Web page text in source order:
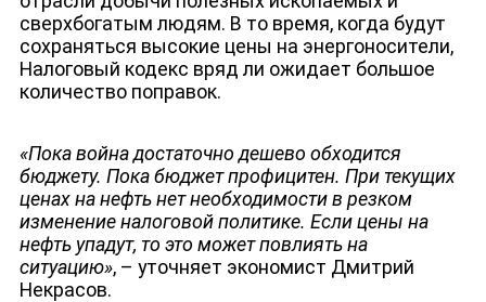
ЛИЦА КАНАЛА
сверхбогатым людям. В то время, когда будут
сохраняться высокие цены на энергоносители,
Налоговый кодекс вряд ли ожидает большое
количество поправок.
«Пока война достаточно дешево обходится
бюджету. Пока бюджет профицитен. При текущих
ценах на нефть нет необходимости в резком
изменение налоговой политике. Если цены на
нефть упадут, то это может повлиять на
ситуацию», – уточняет экономист Дмитрий
Некрасов.